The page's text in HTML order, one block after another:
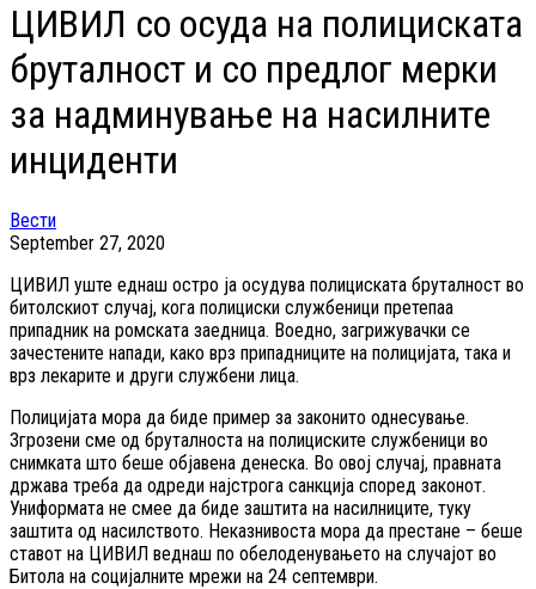
ЦИВИЛ со осуда на полициската
бруталност и со предлог мерки
за надминување на насилните
инциденти
Вести
September 27, 2020
ЦИВИЛ уште еднаш остро ја осудува полициската бруталност во
битолскиот случај, кога полициски службеници претепаа
припадник на ромската заедница. Воедно, загрижувачки се
зачестените напади, како врз припадниците на полицијата, така и
врз лекарите и други службени лица.
Полицијата мора да биде пример за законито однесување.
Згрозени сме од бруталноста на полициските службеници во
снимката што беше објавена денеска. Во овој случај, правната
држава треба да одреди најстрога санкција според законот.
Униформата не смее да биде заштита на насилниците, туку
заштита од насилството. Неказнивоста мора да престане – беше
ставот на ЦИВИЛ веднаш по обелоденувањето на случајот во
Битола на социјалните мрежи на 24 септември.